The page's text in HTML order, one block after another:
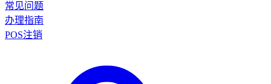
常见问题
办理指南
POS注销